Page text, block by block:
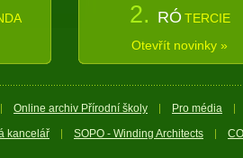
2. RÓ TERCIE
Otevřít novinky »
Online archiv Přírodní školy
Pro média
kancelář SOPO - Winding Architects